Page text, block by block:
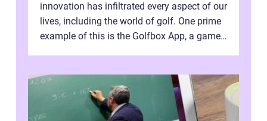
innovation has infiltrated every aspect of our
lives, including the world of golf. One prime
example of this is the Golfbox App, a game-